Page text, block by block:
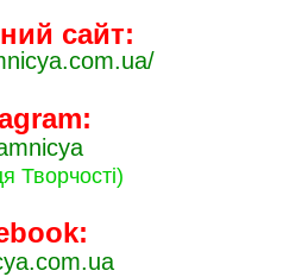
сайт:
Творчості)